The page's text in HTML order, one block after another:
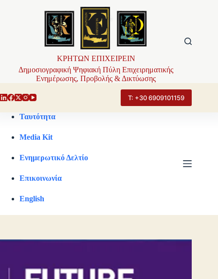
ΚΡΗΤΩΝ ΕΠΙΧΕΙΡΕΙΝ
Δημοσιογραφική Ψηφιακή Πύλη Επιχειρηματικής
Ενημέρωσης, Προβολής & Δικτύωσης
Τ: +30 6909101159
Ταυτότητα
Media Kit
Ενημερωτικό Δελτίο
Επικοινωνία
English